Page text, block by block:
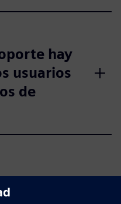
hay
usuarios
de